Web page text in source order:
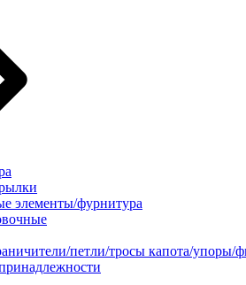
элементы/фурнитура
петли/тросы капота/упоры/